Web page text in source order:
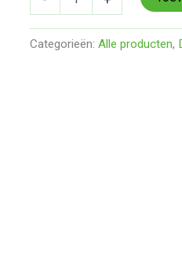
Categorieën: Alle producten,